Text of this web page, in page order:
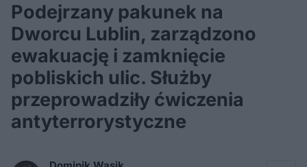
Podejrzany pakunek na
Dworcu Lublin, zarządzono
ewakuację i zamknięcie
pobliskich ulic. Służby
przeprowadziły ćwiczenia
antyterrorystyczne